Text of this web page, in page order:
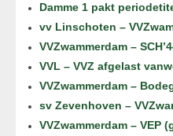
Damme 1 pakt
vv Linschoten –
VVZwammerdam –
VVL – VVZ afgelast
VVZwammerdam –
sv Zevenhoven –
VVZwammerdam – VEP